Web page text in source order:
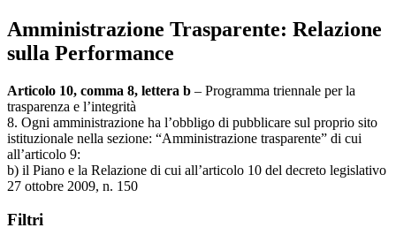
Amministrazione Trasparente: Relazione
sulla Performance
Articolo 10, comma 8, lettera b – Programma triennale per la
trasparenza e l’integrità
8. Ogni amministrazione ha l’obbligo di pubblicare sul proprio sito
istituzionale nella sezione: “Amministrazione trasparente” di cui
all’articolo 9:
b) il Piano e la Relazione di cui all’articolo 10 del decreto legislativo
27 ottobre 2009, n. 150
Filtri